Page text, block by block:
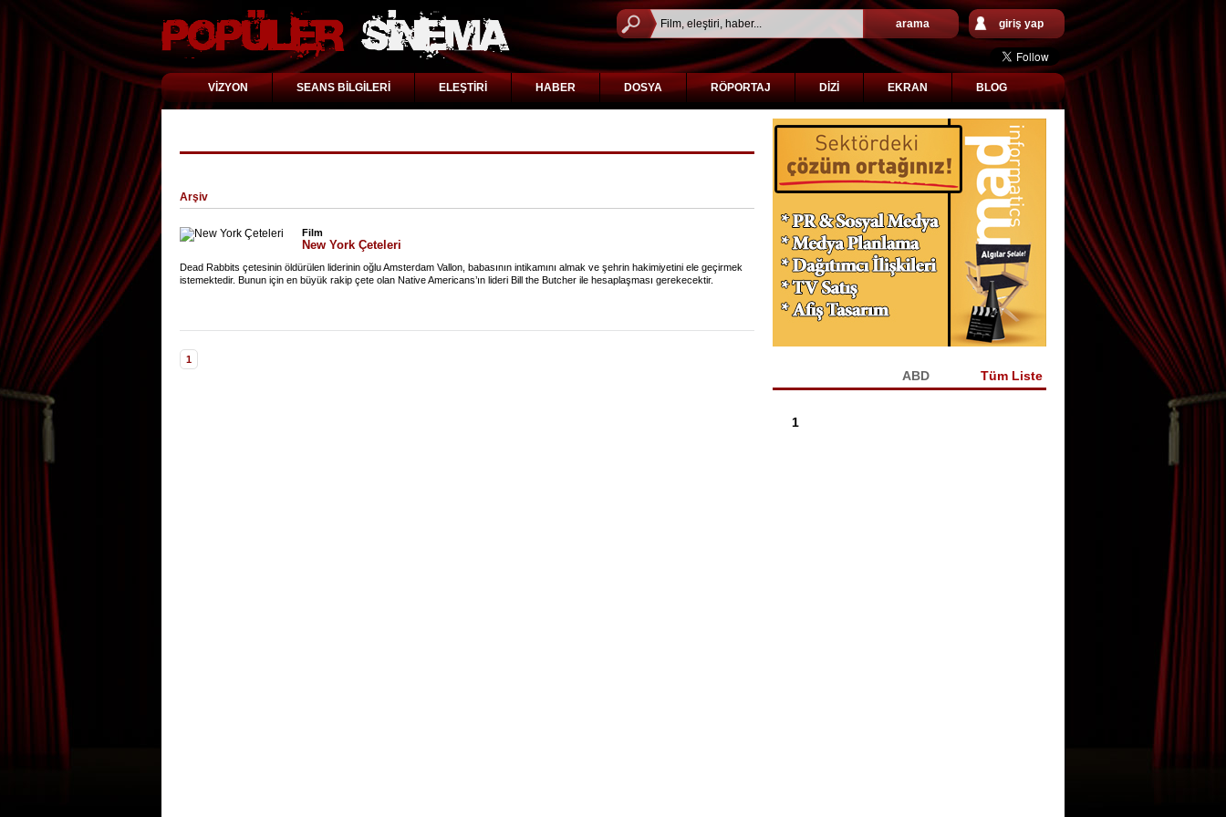
arama giriş yap
VİZYON SEANS BİLGİLERİ ELEŞTİRİ HABER DOSYA RÖPORTAJ DİZİ EKRAN BLOG
Arşiv
Film
New York Çeteleri
Dead Rabbits çetesinin öldürülen liderinin oğlu Amsterdam Vallon, babasının intikamını almak ve şehrin hakimiyetini ele geçirmek
istemektedir. Bunun için en büyük rakip çete olan Native Americans’ın lideri Bill the Butcher ile hesaplaşması gerekecektir.
1
ABD Tüm Liste
1